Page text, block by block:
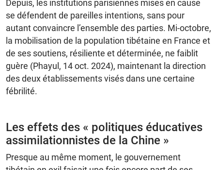
Depuis, les institutions parisiennes mises en cause
se défendent de pareilles intentions, sans pour
autant convaincre l’ensemble des parties. Mi-octobre,
la mobilisation de la population tibétaine en France et
de ses soutiens, résiliente et déterminée, ne faiblit
guère (Phayul, 14 oct. 2024), maintenant la direction
des deux établissements visés dans une certaine
fébrilité.
Les effets des « politiques éducatives
assimilationnistes de la Chine »
Presque au même moment, le gouvernement